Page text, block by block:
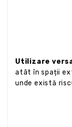
Utilizare
atât în spații
unde există